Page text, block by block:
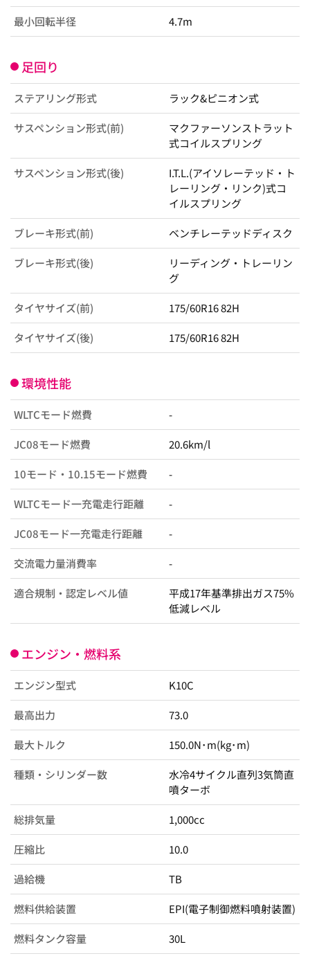
最小回転半径 4.7m
足回り
ステアリング形式 ラック&ピニオン式
サスペンション形式(前)
マクファーソンストラット
式コイルスプリング
サスペンション形式(後)
I.T.L.(アイソレーテッド・ト
レーリング・リンク)式コ
イルスプリング
ブレーキ形式(前) ベンチレーテッドディスク
ブレーキ形式(後)
リーディング・トレーリン
グ
タイヤサイズ(前) 175/60R16 82H
タイヤサイズ(後) 175/60R16 82H
環境性能
WLTCモード燃費 -
JC08モード燃費 20.6km/l
10モード・10.15モード燃費 -
WLTCモード一充電走行距離 -
JC08モード一充電走行距離 -
交流電力量消費率 -
適合規制・認定レベル値
平成17年基準排出ガス75%
低減レベル
エンジン・燃料系
エンジン型式 K10C
最高出力 73.0
最大トルク 150.0N･m(kg･m)
種類・シリンダー数
水冷4サイクル直列3気筒直
噴ターボ
総排気量 1,000cc
圧縮比 10.0
過給機 TB
燃料供給装置 EPI(電子制御燃料噴射装置)
燃料タンク容量 30L